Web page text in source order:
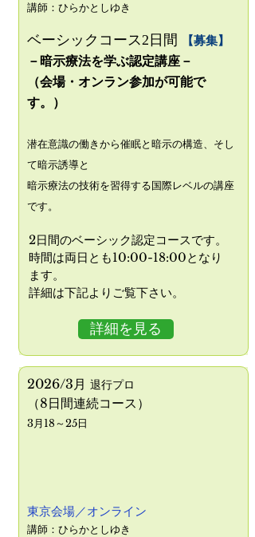
講師：ひらかとしゆき
ベーシックコース2日間 【募集】
－暗示療法を学ぶ認定講座－
（会場・オンラン参加が可能で
す。）
潜在意識の働きから催眠と暗示の構造、そし
て暗示誘導と
暗示療法の技術を習得する国際レベルの講座
です。
2日間のベーシック認定コースです。
時間は両日とも10:00-18:00となり
ます。
​詳細は下記よりご覧下さい。
詳細を見る
2026/3月 退行プロ
（8日間連続コース）
3月18～25日
東京会場／オンライン
講師： ひらかとしゆき